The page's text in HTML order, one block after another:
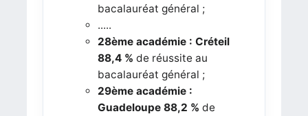
bacalauréat général ;
.....
28ème académie : Créteil
88,4 % de réussite au
bacalauréat général ;
29ème académie :
Guadeloupe 88,2 % de